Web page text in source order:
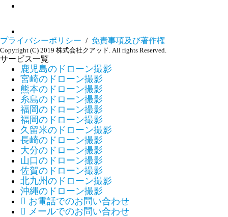
プライバシーポリシー / 免責事項及び著作権
Copyright (C) 2019 株式会社クアッド. All rights Reserved.
サービス一覧
鹿児島のドローン撮影
宮崎のドローン撮影
熊本のドローン撮影
糸島のドローン撮影
福岡のドローン撮影
福岡のドローン撮影
久留米のドローン撮影
長崎のドローン撮影
大分のドローン撮影
山口のドローン撮影
佐賀のドローン撮影
北九州のドローン撮影
沖縄のドローン撮影
 お電話でのお問い合わせ
 メールでのお問い合わせ